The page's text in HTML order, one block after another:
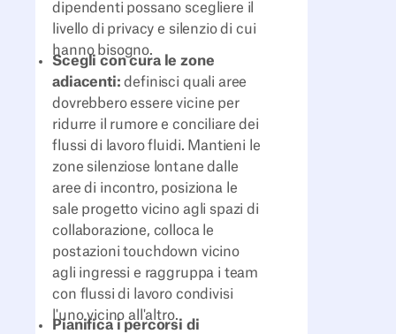
dipendenti possano scegliere il
livello di privacy e silenzio di cui
hanno bisogno.
Scegli con cura le zone
adiacenti:definisci quali aree
dovrebbero essere vicine per
ridurre il rumore e conciliare dei
flussi di lavoro fluidi. Mantieni le
zone silenziose lontane dalle
aree di incontro, posiziona le
sale progetto vicino agli spazi di
collaborazione, colloca le
postazioni touchdown vicino
agli ingressi e raggruppa i team
con flussi di lavoro condivisi
l'uno vicino all'altro.
Pianifica i percorsi di